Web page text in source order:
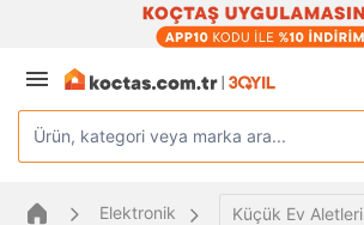
Ürün, kategori veya marka ara...
Elektronik Küçük Ev Aletleri